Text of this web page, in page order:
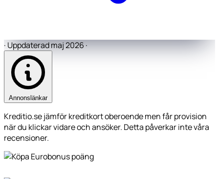
· Uppdaterad maj 2026·
Annonslänkar
Kreditio.se jämför kreditkort oberoende men får provision
när du klickar vidare och ansöker. Detta påverkar inte våra
recensioner.